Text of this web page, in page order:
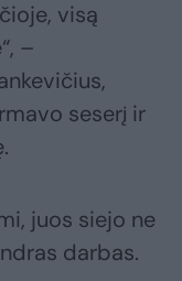
visą
–
seserį ir
juos siejo ne
darbas.